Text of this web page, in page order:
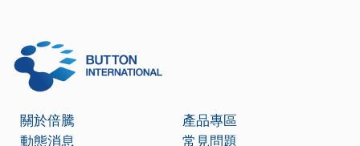
關於倍騰
產品專區
動態消息
常見問題